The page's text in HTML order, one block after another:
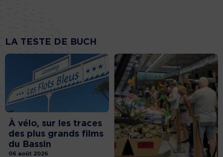
LA TESTE DE BUCH
À vélo, sur les traces
des plus grands films
du Bassin
06 août 2026